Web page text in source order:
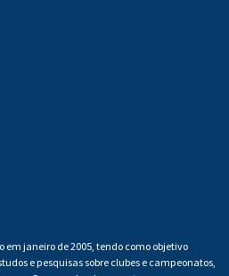
em janeiro de 2005, tendo como objetivo
e pesquisas sobre clubes e campeonatos,